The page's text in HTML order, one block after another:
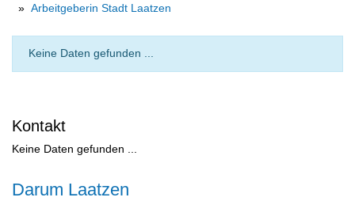
Arbeitgeberin Stadt Laatzen
Keine Daten gefunden ...
Kontakt
Keine Daten gefunden ...
Darum Laatzen